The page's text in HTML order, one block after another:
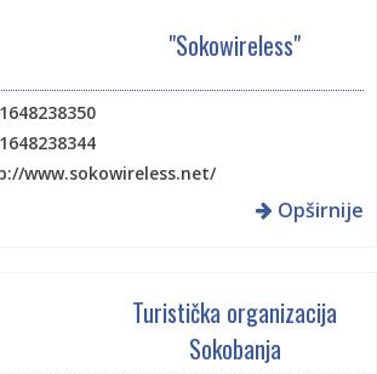
"Sokowireless"
www.sokowireless.net/
Opširnije
Turistička organizacija
Sokobanja